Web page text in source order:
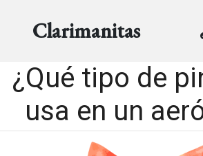
Clarimanitas
¿Qué tipo de
usa en un